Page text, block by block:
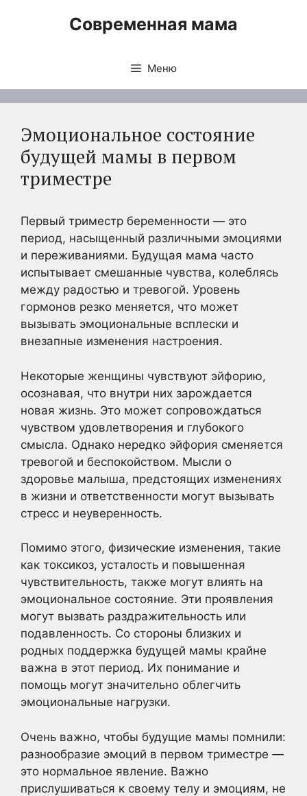
Современная мама
Меню
Эмоциональное состояние
будущей мамы в первом
триместре
Первый триместр беременности — это
период, насыщенный различными эмоциями
и переживаниями. Будущая мама часто
испытывает смешанные чувства, колеблясь
между радостью и тревогой. Уровень
гормонов резко меняется, что может
вызывать эмоциональные всплески и
внезапные изменения настроения.
Некоторые женщины чувствуют эйфорию,
осознавая, что внутри них зарождается
новая жизнь. Это может сопровождаться
чувством удовлетворения и глубокого
смысла. Однако нередко эйфория сменяется
тревогой и беспокойством. Мысли о
здоровье малыша, предстоящих изменениях
в жизни и ответственности могут вызывать
стресс и неуверенность.
Помимо этого, физические изменения, такие
как токсикоз, усталость и повышенная
чувствительность, также могут влиять на
эмоциональное состояние. Эти проявления
могут вызвать раздражительность или
подавленность. Со стороны близких и
родных поддержка будущей мамы крайне
важна в этот период. Их понимание и
помощь могут значительно облегчить
эмоциональные нагрузки.
Очень важно, чтобы будущие мамы помнили:
разнообразие эмоций в первом триместре —
это нормальное явление. Важно
прислушиваться к своему телу и эмоциям, не